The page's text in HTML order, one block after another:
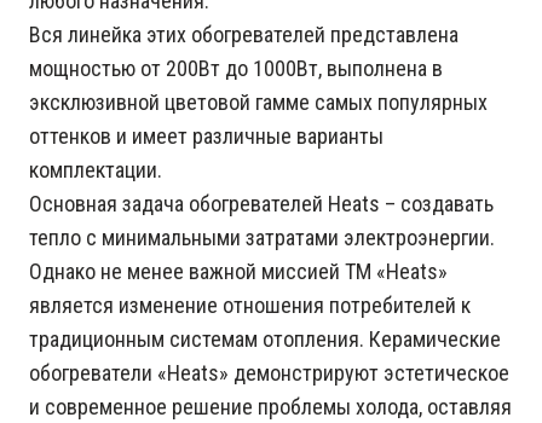
Вся линейка этих обогревателей представлена
мощностью от 200Вт до 1000Вт, выполнена в
эксклюзивной цветовой гамме самых популярных
оттенков и имеет различные варианты
комплектации.
Основная задача обогревателей Heats – создавать
тепло с минимальными затратами электроэнергии.
Однако не менее важной миссией ТМ «Heats»
является изменение отношения потребителей к
традиционным системам отопления. Керамические
обогреватели «Heats» демонстрируют эстетическое
и современное решение проблемы холода, оставляя